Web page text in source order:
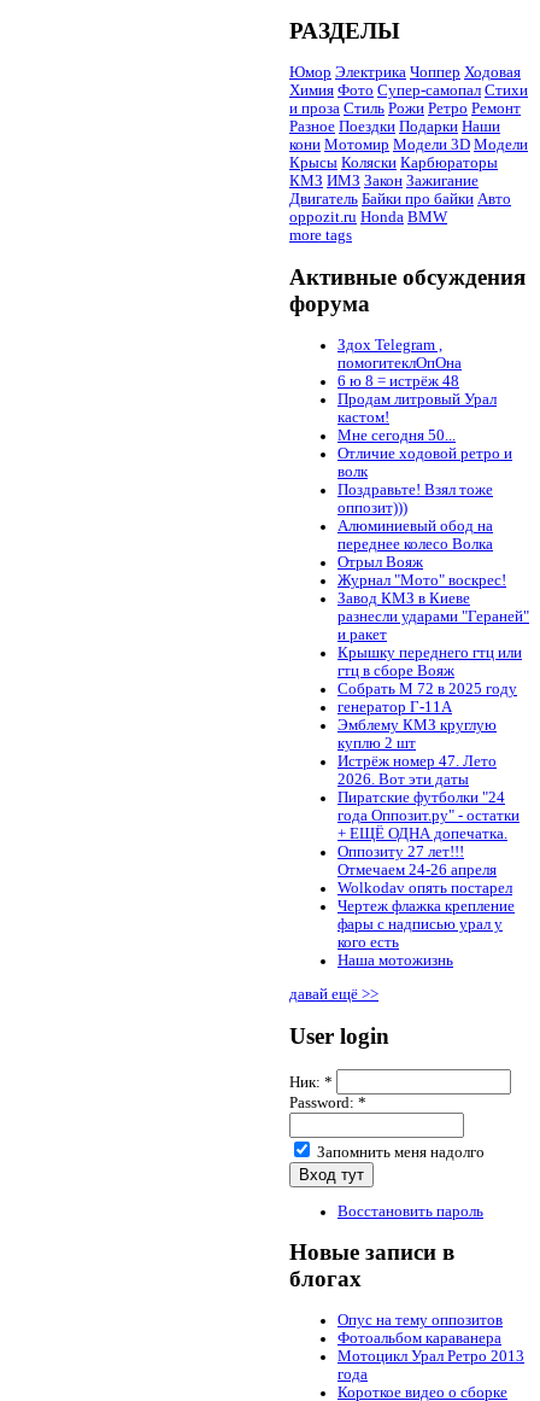
РАЗДЕЛЫ
Юмор Электрика Чоппер Ходовая
Химия Фото Супер-самопал Стихи
и проза Стиль Рожи Ретро Ремонт
Разное Поездки Подарки Наши
кони Мотомир Модели 3D Модели
Крысы Коляски Карбюраторы
КМЗ ИМЗ Закон Зажигание
Двигатель Байки про байки Авто
oppozit.ru Honda BMW
more tags
Активные обсуждения
форума
Здох Telegram ,
помогитеклОпОна
6 ю 8 = истрёж 48
Продам литровый Урал
кастом!
Мне сегодня 50...
Отличие ходовой ретро и
волк
Поздравьте! Взял тоже
оппозит)))
Алюминиевый обод на
переднее колесо Волка
Отрыл Вояж
Журнал "Мото" воскрес!
Завод КМЗ в Киеве
разнесли ударами "Гераней"
и ракет
Крышку переднего гтц или
гтц в сборе Вояж
Собрать М 72 в 2025 году
генератор Г-11А
Эмблему КМЗ круглую
куплю 2 шт
Истрёж номер 47. Лето
2026. Вот эти даты
Пиратские футболки "24
года Оппозит.ру" - остатки
+ ЕЩЁ ОДНА допечатка.
Оппозиту 27 лет!!!
Отмечаем 24-26 апреля
Wolkodav опять постарел
Чертеж флажка крепление
фары с надписью урал у
кого есть
Наша мотожизнь
давай ещё >>
User login
Ник: *
Password: *
Запомнить меня надолго
Восстановить пароль
Новые записи в
блогах
Опус на тему оппозитов
Фотоальбом караванера
Мотоцикл Урал Ретро 2013
года
Короткое видео о сборке